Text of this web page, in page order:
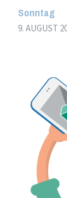
Sonntag
9. AUGUST